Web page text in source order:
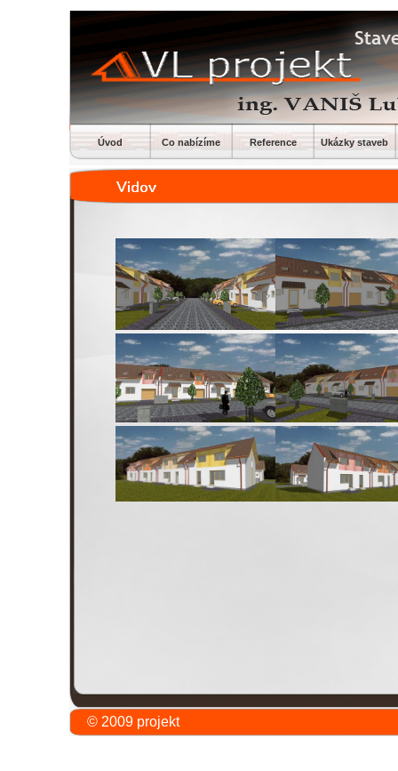
Úvod Co nabízíme Reference Ukázky staveb
© 2009 projekt